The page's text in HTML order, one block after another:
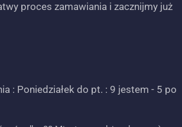
proces zamawiania i zacznijmy już
: Poniedziałek do pt. : 9 jestem - 5 po